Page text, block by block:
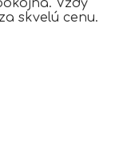
skvelú cenu.